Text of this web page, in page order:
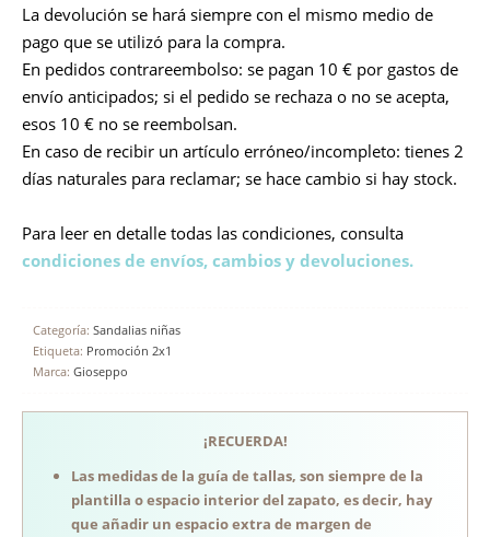
La devolución se hará siempre con el mismo medio de
pago que se utilizó para la compra.
En pedidos contrareembolso: se pagan 10 € por gastos de
envío anticipados; si el pedido se rechaza o no se acepta,
esos 10 € no se reembolsan.
En caso de recibir un artículo erróneo/incompleto: tienes 2
días naturales para reclamar; se hace cambio si hay stock.
Para leer en detalle todas las condiciones, consulta
condiciones de envíos, cambios y devoluciones.
Categoría: Sandalias niñas
Etiqueta: Promoción 2x1
Marca: Gioseppo
¡RECUERDA!
Las medidas de la guía de tallas, son siempre de la
plantilla o espacio interior del zapato, es decir, hay
que añadir un espacio extra de margen de